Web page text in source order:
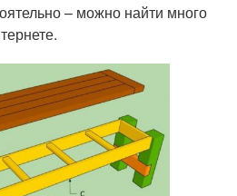
– можно найти много